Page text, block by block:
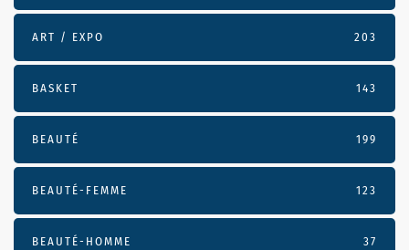
ART / EXPO 203
BASKET 143
BEAUTÉ 199
BEAUTÉ-FEMME 123
BEAUTÉ-HOMME 37